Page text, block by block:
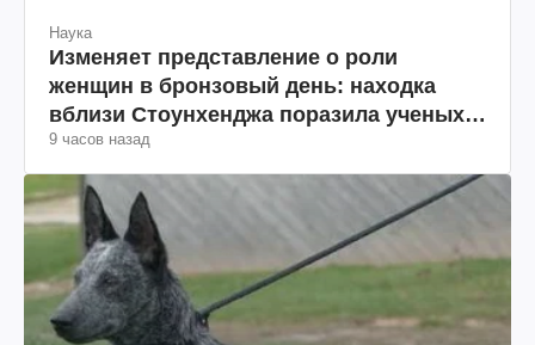
Наука
Изменяет представление о роли
женщин в бронзовый день: находка
вблизи Стоунхенджа поразила ученых
(фото)
9 часов назад